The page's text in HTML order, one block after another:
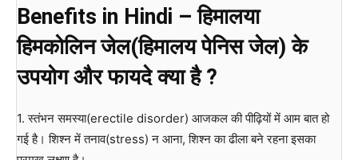
Benefits in Hindi – हिमालया
हिमकोलिन जेल(हिमालय पेनिस जेल) के
उपयोग और फायदे क्या है ?
1. स्तंभन समस्या(erectile disorder) आजकल की पीढ़ियों में आम बात हो
गई है। शिश्न में तनाव(stress) न आना, शिश्न का ढीला बने रहना इसका